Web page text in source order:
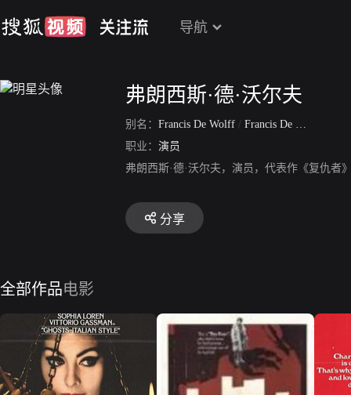
导航
弗朗西斯·德·沃尔夫
别名： Francis De Wolff / Francis De Wolfe
职业： 演员
弗朗西斯·德·沃尔夫，演员，代表作《复仇者
分享
全部作品电影